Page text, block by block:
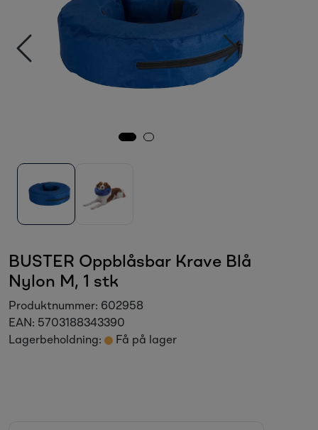
BUSTER Oppblåsbar Krave Blå
Nylon M, 1 stk
Produktnummer: 602958
EAN: 5703188343390
Lagerbeholdning:
Få på lager
Nyheter
Kampanjer